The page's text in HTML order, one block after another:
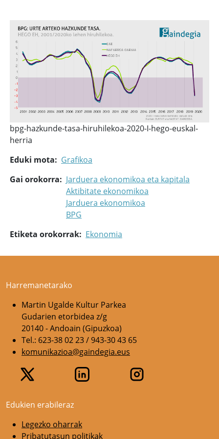
bpg-hazkunde-tasa-hiruhilekoa-2020-I-hego-euskal-
herria
Eduki mota
Grafikoa
Gai orokorra
Jarduera ekonomikoa eta kapitala
Aktibitate ekonomikoa
Jarduera ekonomikoa
BPG
Etiketa orokorrak
Ekonomia
Harremanetarako
Martin Ugalde Kultur Parkea
Gudarien etorbidea z/g
20140 - Andoain (Gipuzkoa)
Tel.: 623-38 02 23 / 943-30 43 65
komunikazioa@gaindegia.eus
Edukien erabileraz
Legezko oharrak
Pribatutasun politikak